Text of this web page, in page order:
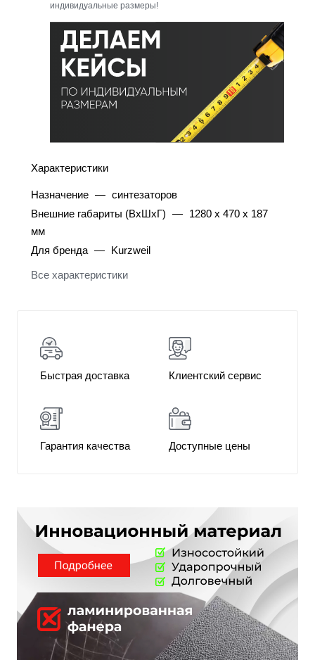
индивидуальные размеры!
Характеристики
Назначение — синтезаторов
Внешние габариты (ВхШхГ) — 1280 x 470 x 187
мм
Для бренда — Kurzweil
Все характеристики
Быстрая доставка Клиентский сервис
Гарантия качества Доступные цены